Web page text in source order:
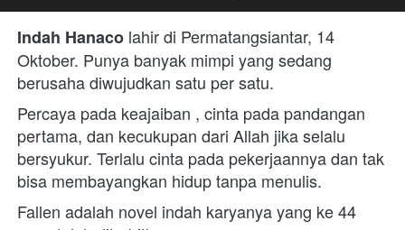
Indah Hanaco lahir di Permatangsiantar, 14
Oktober. Punya banyak mimpi yang sedang
berusaha diwujudkan satu per satu.
Percaya pada keajaiban , cinta pada pandangan
pertama, dan kecukupan dari Allah jika selalu
bersyukur. Terlalu cinta pada pekerjaannya dan tak
bisa membayangkan hidup tanpa menulis.
Fallen adalah novel indah karyanya yang ke 44